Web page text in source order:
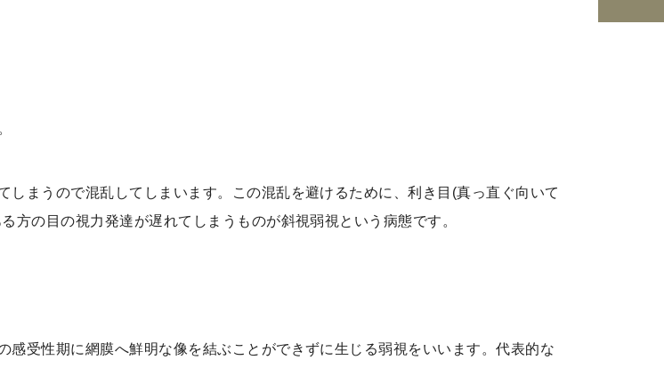
まうので混乱してしまいます。この混乱を避けるために、利き目(真っ直ぐ向いて
方の目の視力発達が遅れてしまうものが斜視弱視という病態です。
受性期に網膜へ鮮明な像を結ぶことができずに生じる弱視をいいます。代表的な